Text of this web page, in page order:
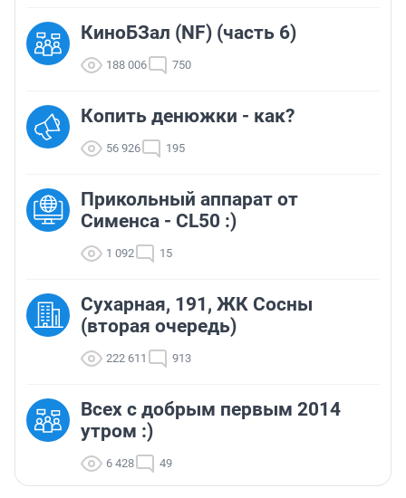
КиноБЗал (NF) (часть 6)
188 006 750
Копить денюжки - как?
56 926 195
Прикольный аппарат от
Сименса - CL50 :)
1 092 15
Сухарная, 191, ЖК Сосны
(вторая очередь)
222 611 913
Всех с добрым первым 2014
утром :)
6 428 49